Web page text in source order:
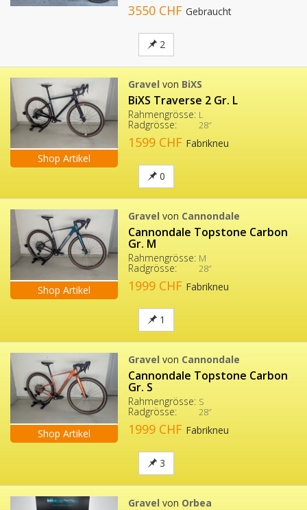
3550 CHF Gebraucht
2
Shop Artikel
Gravel von BiXS
BiXS Traverse 2 Gr. L
Rahmengrösse: L
Radgrösse: 28″
1599 CHF Fabrikneu
0
Shop Artikel
Gravel von Cannondale
Cannondale Topstone Carbon
Gr. M
Rahmengrösse: M
Radgrösse: 28″
1999 CHF Fabrikneu
1
Shop Artikel
Gravel von Cannondale
Cannondale Topstone Carbon
Gr. S
Rahmengrösse: S
Radgrösse: 28″
1999 CHF Fabrikneu
3
Gravel von Orbea